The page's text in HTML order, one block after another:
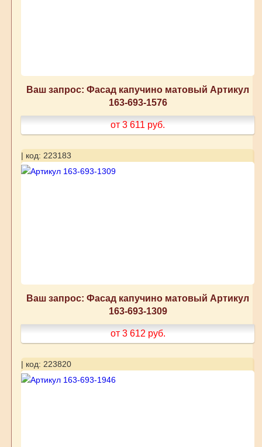
Ваш запрос: Фасад капучино матовый Артикул
163-693-1576
от 3 611 руб.
| код: 223183
Ваш запрос: Фасад капучино матовый Артикул
163-693-1309
от 3 612 руб.
| код: 223820